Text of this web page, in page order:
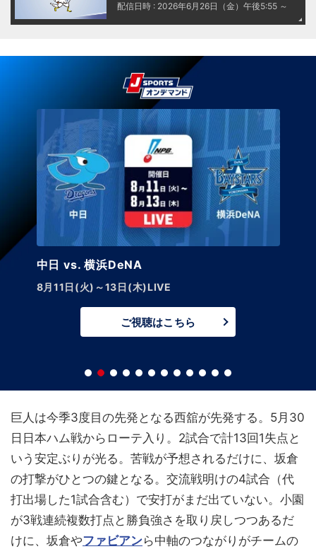
配信日時 : 2026年6月26日（金）午後5:55 ～
中日 vs. 横浜DeNA
8月11日(火)～13日(木)LIVE
ご視聴はこちら
巨人は今季3度目の先発となる西舘が先発する。5月30
日日本ハム戦からローテ入り。2試合で計13回1失点と
いう安定ぶりが光る。苦戦が予想されるだけに、坂倉
の打撃がひとつの鍵となる。交流戦明けの4試合（代
打出場した1試合含む）で安打がまだ出ていない。小園
が3戦連続複数打点と勝負強さを取り戻しつつあるだ
けに、坂倉やファビアンら中軸のつながりがチームの